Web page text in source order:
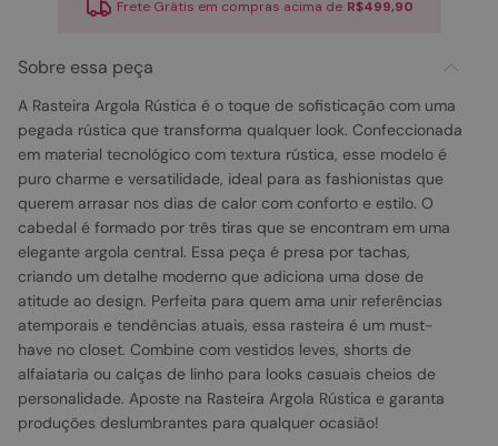
Frete Grátis em compras acima de R$499,90
Sobre essa peça
A Rasteira Argola Rústica é o toque de sofisticação com uma
pegada rústica que transforma qualquer look. Confeccionada
em material tecnológico com textura rústica, esse modelo é
puro charme e versatilidade, ideal para as fashionistas que
querem arrasar nos dias de calor com conforto e estilo. O
cabedal é formado por três tiras que se encontram em uma
elegante argola central. Essa peça é presa por tachas,
criando um detalhe moderno que adiciona uma dose de
atitude ao design. Perfeita para quem ama unir referências
atemporais e tendências atuais, essa rasteira é um must-
have no closet. Combine com vestidos leves, shorts de
alfaiataria ou calças de linho para looks casuais cheios de
personalidade. Aposte na Rasteira Argola Rústica e garanta
produções deslumbrantes para qualquer ocasião!